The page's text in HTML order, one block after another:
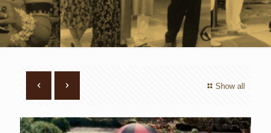
Show all